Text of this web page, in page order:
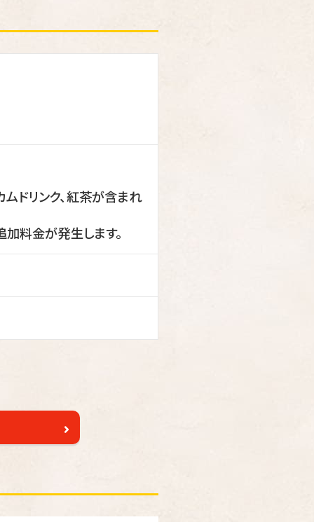
ドリンク、紅茶が含まれ
料金が発生します。